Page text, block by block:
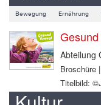
Bewegung Ernährung
Abteilung
Broschüre
Titelbild: